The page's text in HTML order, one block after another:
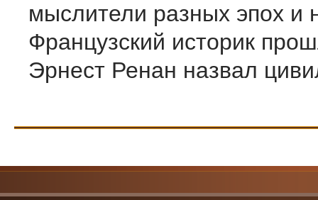
мыслители разных эпох и
Французский историк
Эрнест Ренан назвал